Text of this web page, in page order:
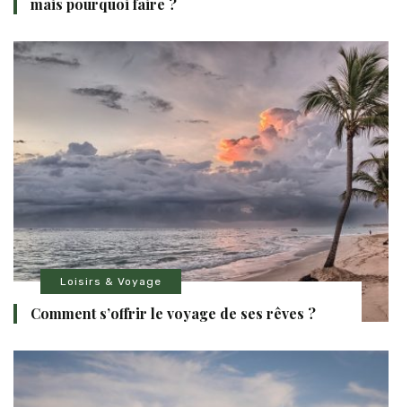
Loisirs & Voyage
Comment s’offrir le voyage de ses rêves ?